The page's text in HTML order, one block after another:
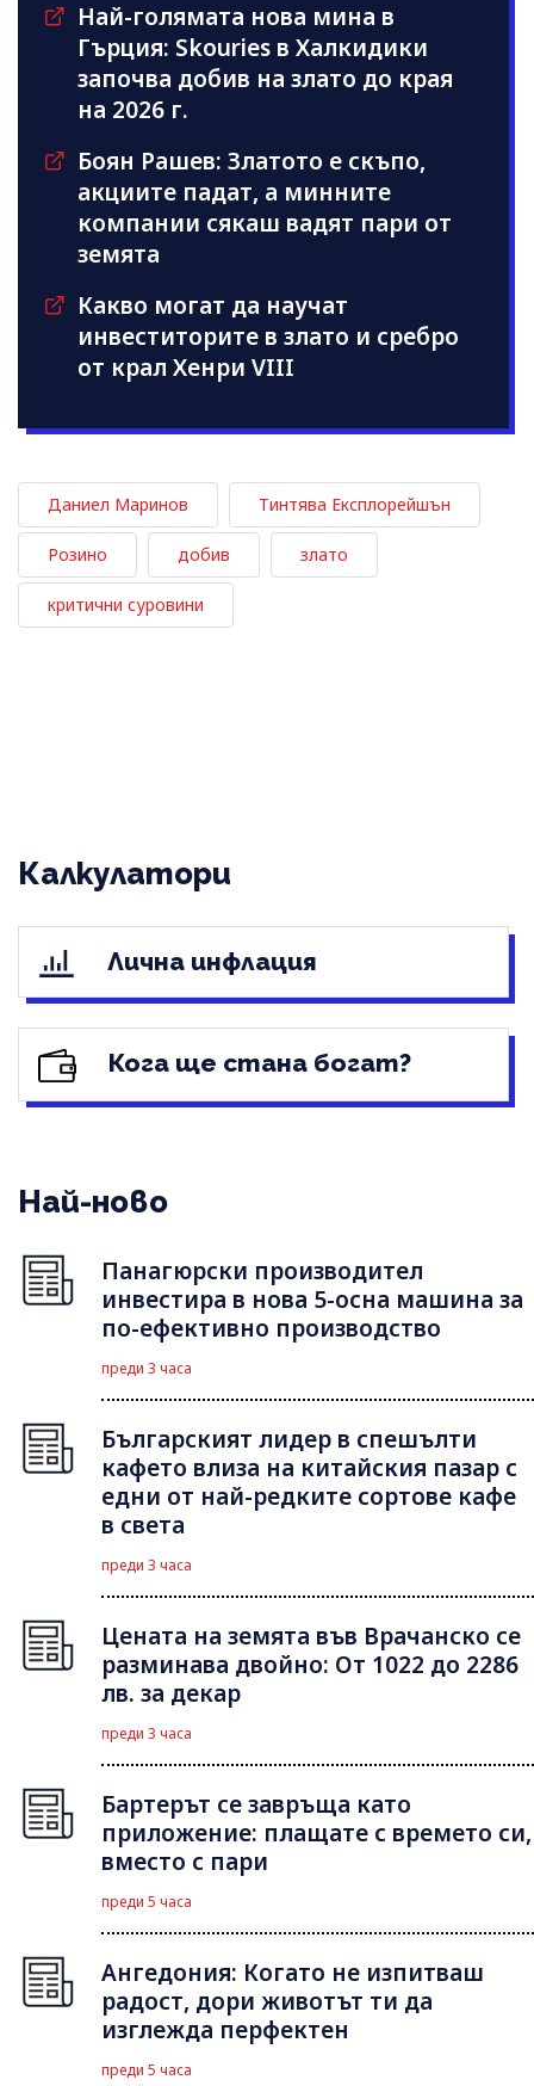
Най-голямата нова мина в
Гърция: Skouries в Халкидики
започва добив на злато до края
на 2026 г.
Боян Рашев: Златото е скъпо,
акциите падат, а минните
компании сякаш вадят пари от
земята
Какво могат да научат
инвеститорите в злато и сребро
от крал Хенри VIII
Даниел Маринов Тинтява Експлорейшън
Розино добив злато
критични суровини
Калкулатори
Лична инфлация
Кога ще стана богат?
Най-ново
Панагюрски производител
инвестира в нова 5-осна машина за
по-ефективно производство
преди 3 часа
Българският лидер в спешълти
кафето влиза на китайския пазар с
едни от най-редките сортове кафе
в света
преди 3 часа
Цената на земята във Врачанско се
разминава двойно: От 1022 до 2286
лв. за декар
преди 3 часа
Бартерът се завръща като
приложение: плащате с времето си,
вместо с пари
преди 5 часа
Ангедония: Когато не изпитваш
радост, дори животът ти да
изглежда перфектен
преди 5 часа